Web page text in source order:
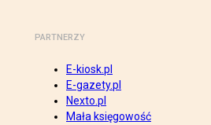
PARTNERZY
E-kiosk.pl
E-gazety.pl
Nexto.pl
Mała księgowość